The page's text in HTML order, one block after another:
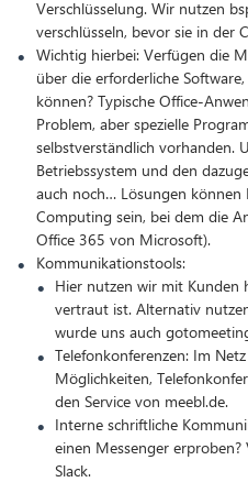
Verschlüsselung. Wir nutzen
verschlüsseln, bevor sie in der
Wichtig hierbei: Verfügen die
über die erforderliche
können? Typische Office-
Problem, aber spezielle
selbstverständlich vorhanden.
Betriebssystem und den
auch noch… Lösungen können
Computing sein, bei dem die
Office 365 von Microsoft).
Kommunikationstools:
Hier nutzen wir mit Kunden
vertraut ist. Alternativ
wurde uns auch
Telefonkonferenzen: Im
Möglichkeiten,
den Service von meebl.de.
Interne schriftliche
einen Messenger
Slack.